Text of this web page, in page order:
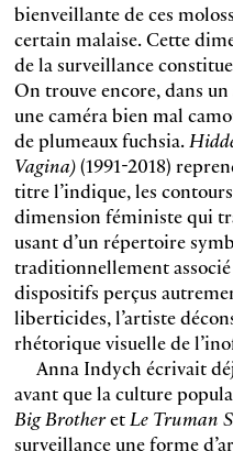
bienveillante de ces
certain malaise. Cette
de la surveillance
On trouve encore, dans
une caméra bien mal
de plumeaux fuchsia.
Vagina)(1991-2018)
titre l’indique, les
dimension féministe qui
usant d’un répertoire
traditionnellement
dispositifs perçus
liberticides, l’artiste
rhétorique visuelle de
Anna Indych écrivait
avant que la culture
Big BrotheretLe Truman
surveillance une forme